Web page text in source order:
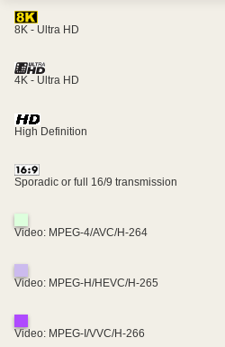
8K - Ultra HD
4K - Ultra HD
High Definition
Sporadic or full 16/9 transmission
Video: MPEG-4/AVC/H-264
Video: MPEG-H/HEVC/H-265
Video: MPEG-I/VVC/H-266